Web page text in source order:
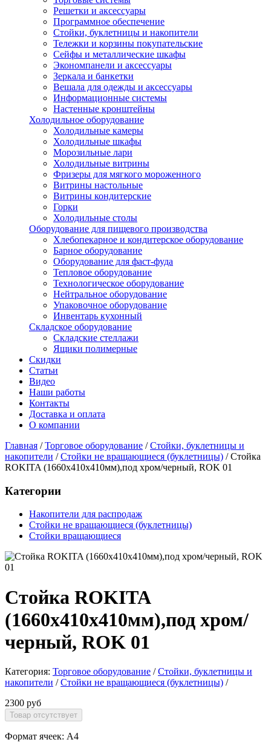
Решетки и аксессуары
Программное обеспечение
Стойки, буклетницы и накопители
Тележки и корзины покупательские
Сейфы и металлические шкафы
Экономпанели и аксессуары
Зеркала и банкетки
Вешала для одежды и аксессуары
Информационные системы
Настенные кронштейны
Холодильное оборудование
Холодильные камеры
Холодильные шкафы
Морозильные лари
Холодильные витрины
Фризеры для мягкого мороженного
Витрины настольные
Витрины кондитерские
Горки
Холодильные столы
Оборудование для пищевого производства
Хлебопекарное и кондитерское оборудование
Барное оборудование
Оборудование для фаст-фуда
Тепловое оборудование
Технологическое оборудование
Нейтральное оборудование
Упаковочное оборудование
Инвентарь кухонный
Складское оборудование
Складские стеллажи
Ящики полимерные
Скидки
Статьи
Видео
Наши работы
Контакты
Доставка и оплата
О компании
Главная / Торговое оборудование / Стойки, буклетницы и
накопители / Стойки не вращающиеся (буклетницы) / Стойка
ROKITA (1660х410х410мм),под хром/черный, ROK 01
Категории
Накопители для распродаж
Стойки не вращающиеся (буклетницы)
Стойки вращающиеся
Стойка ROKITA
(1660х410х410мм),под хром/
черный, ROK 01
Категория: Торговое оборудование / Стойки, буклетницы и
накопители / Стойки не вращающиеся (буклетницы) /
2300 руб
Формат ячеек: A4